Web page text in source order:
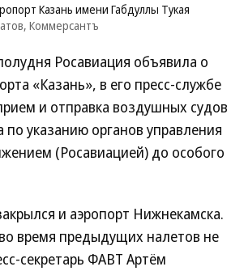
Казань имени Габдуллы Тукая
Коммерсантъ
Росавиация объявила о
«Казань», в его пресс-службе
и отправка воздушных судов
по указанию органов управления
(Росавиацией) до особого
и аэропорт Нижнекамска.
время предыдущих налетов не
секретарь ФАВТ Артём